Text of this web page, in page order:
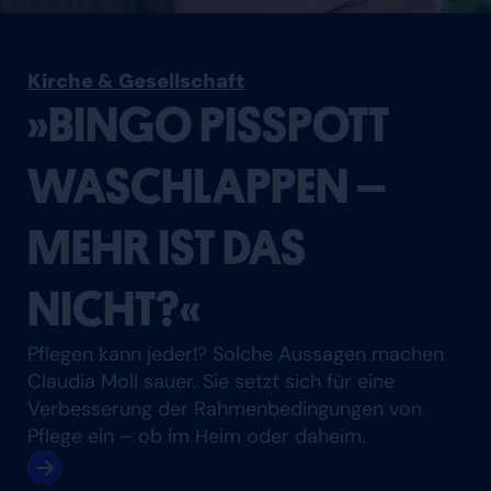
Kirche & Gesellschaft
»BINGO PISSPOTT
WASCHLAPPEN –
MEHR IST DAS
NICHT?«
Pflegen kann jeder!? Solche Aussagen machen
Claudia Moll sauer. Sie setzt sich für eine
Verbesserung der Rahmenbedingungen von
Pflege ein – ob im Heim oder daheim.